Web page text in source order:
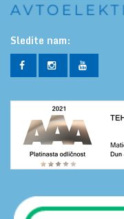
Sledite nam: